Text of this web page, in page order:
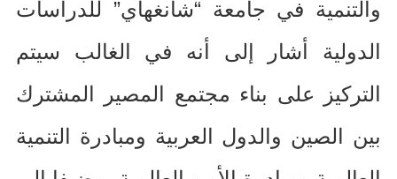
والتنمية في جامعة “شانغهاي” للدراسات
الدولية أشار إلى أنه في الغالب سيتم
التركيز على بناء مجتمع المصير المشترك
بين الصين والدول العربية ومبادرة التنمية